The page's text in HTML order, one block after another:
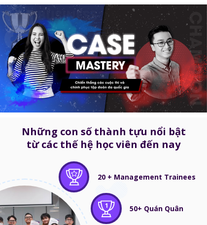
50+ Quán Quân
1
20 + Management Trainees
Những con số thành tựu nổi bật
từ các thế hệ học viên đến nay